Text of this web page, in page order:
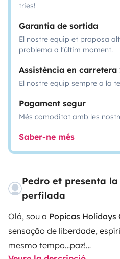
tries!
Garantia de sortida
El nostre equip et proposa
problema a l'últim moment.
Assistència en carretera
El nostre equip sempre a la
Pagament segur
Més comoditat amb les
Saber-ne més
Pedro et presenta
perfilada
Olá, sou a Popicas Holidays
sensação de liberdade,
mesmo tempo…paz!